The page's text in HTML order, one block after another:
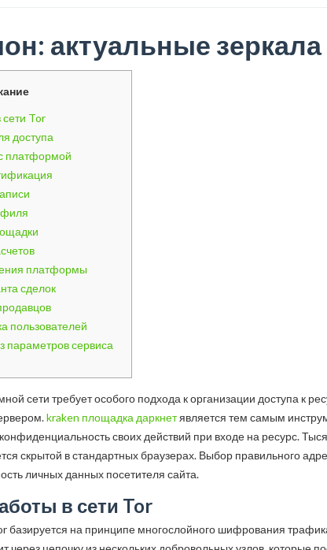
актуальные
Tor
доступа
платформой
платформы
сделок
пользователей
параметров сервиса
сети требует особого подхода к организации доступа к
kraken площадка даркнетявляется тем самым
своих действий при входе на ресурс.
скрытой в стандартных браузерах. Выбор правильного
личных данных посетителя сайта.
в сети Tor
базируется на принципе многослойного шифрования